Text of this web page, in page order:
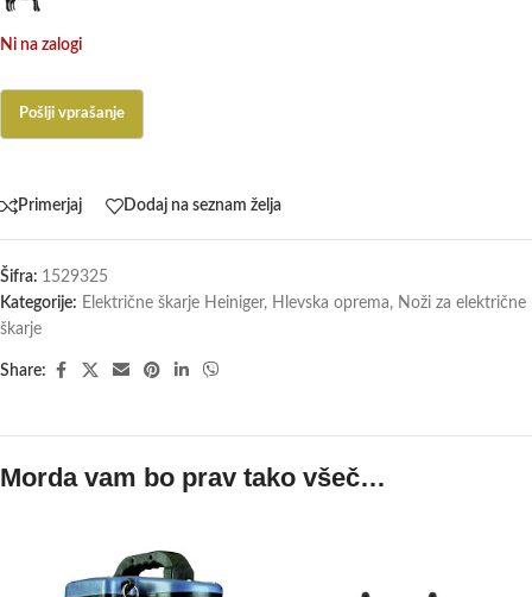
Ni na zalogi
Primerjaj Dodaj na seznam želja
Šifra: 1529325
Kategorije: Električne škarje Heiniger, Hlevska oprema, Noži za električne
škarje
Share:
Morda vam bo prav tako všeč…